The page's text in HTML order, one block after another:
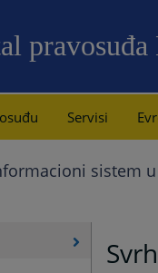
Servisi
sistem